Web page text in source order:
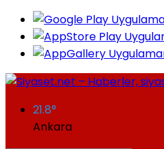
21.8°
Ankara